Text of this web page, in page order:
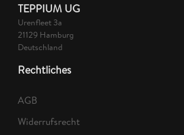
TEPPIUM UG
Urenfleet 3a
21129 Hamburg
Deutschland
Rechtliches
AGB
Widerrufsrecht